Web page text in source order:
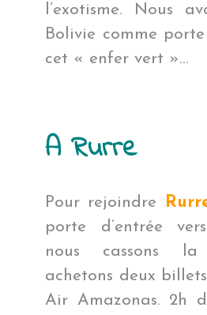
l’exotisme. Nous
Bolivie comme porte
cet « enfer vert »…
A Rurre
Pour rejoindre
porte d’entrée
nous cassons
achetons deux
Air Amazonas. 2h